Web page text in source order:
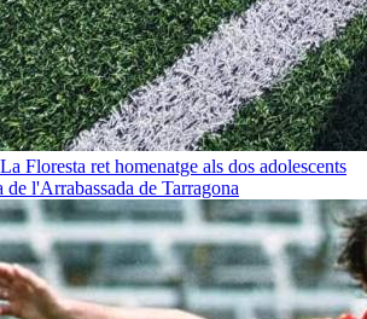
Floresta ret homenatge als dos adolescents
de l'Arrabassada de Tarragona